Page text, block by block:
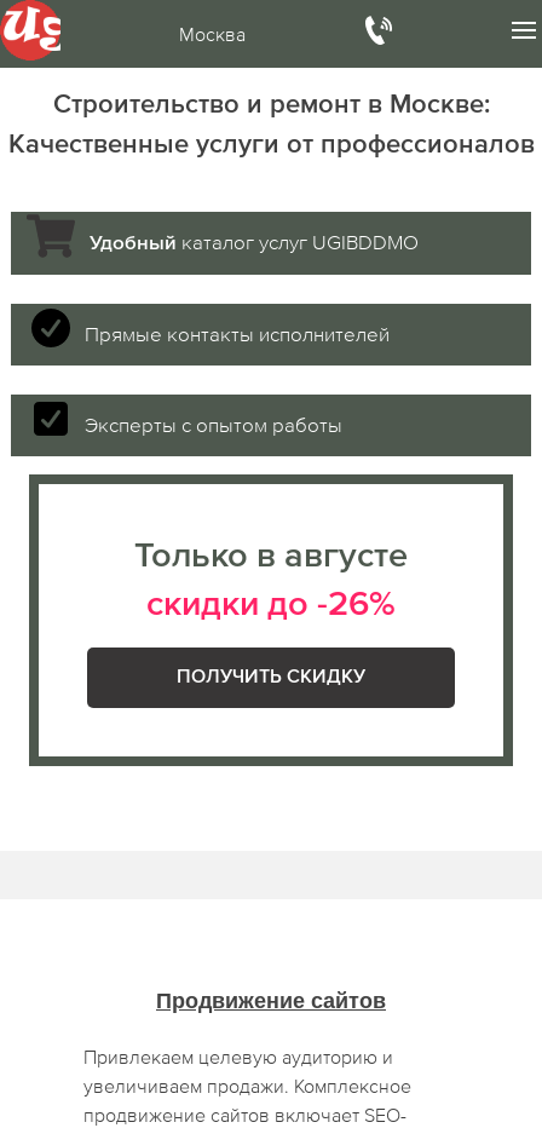
Москва
Строительство и ремонт в Москве:
Качественные услуги от профессионалов
Удобный каталог услуг UGIBDDMO
Прямые контакты исполнителей
Эксперты с опытом работы
Только в августе
скидки до -26%
ПОЛУЧИТЬ СКИДКУ
Продвижение сайтов
Привлекаем целевую аудиторию и
увеличиваем продажи. Комплексное
продвижение сайтов включает SEO-